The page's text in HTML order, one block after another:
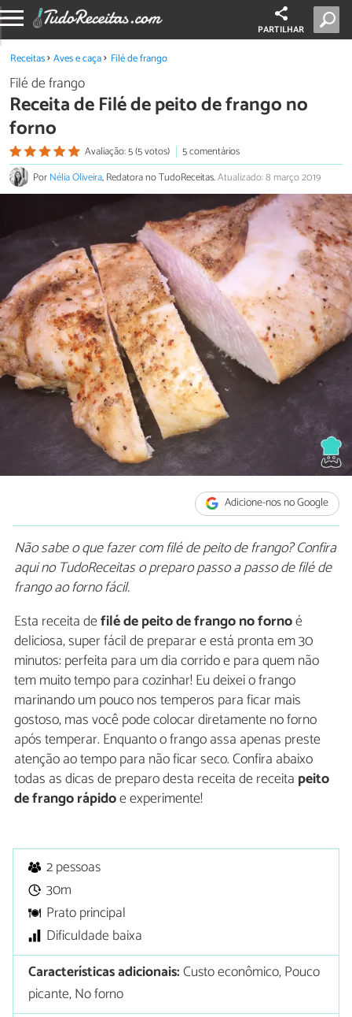
PARTILHAR
Receitas Aves e caça Filé de frango
Filé de frango
Receita de Filé de peito de frango no
forno
Avaliação: 5 (5 votos)
5 comentários
PorNélia Oliveira, Redatora no TudoReceitas.Atualizado: 8 março 2019
Adicione-nos no Google
Não sabe o quefazer com filé de peito de frango? Confira
aqui no TudoReceitas o preparo passo a passo de filé de
frango ao forno fácil.
Esta receita defilé de peito de frango no fornoé
deliciosa, super fácil de preparar e está pronta em 30
minutos: perfeita para um dia corrido e para quem não
tem muito tempo para cozinhar! Eu deixei o frango
marinando um pouco nos temperos para ficar mais
gostoso, mas você pode colocar diretamente no forno
após temperar. Enquanto o frango assa apenas preste
atenção ao tempo para não ficar seco. Confira abaixo
todas as dicas de preparo desta receita de receita peito
de frango rápidoe experimente!
2 pessoas
30m
Prato principal
Dificuldade baixa
Características adicionais:Custo econômico, Pouco
picante, No forno